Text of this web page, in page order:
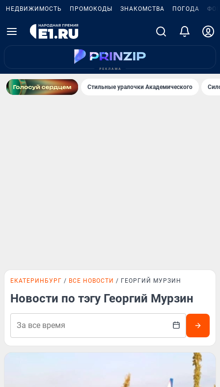
НЕДВИЖИМОСТЬ ПРОМОКОДЫ ЗНАКОМСТВА ПОГОДА
Стильные уралочки Академического
ЕКАТЕРИНБУРГ ВСЕ НОВОСТИ ГЕОРГИЙ МУРЗИН
Новости по тэгу Георгий Мурзин